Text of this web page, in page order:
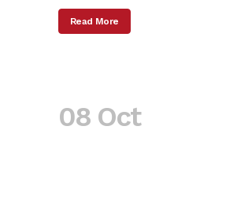
Read More
08 Oct